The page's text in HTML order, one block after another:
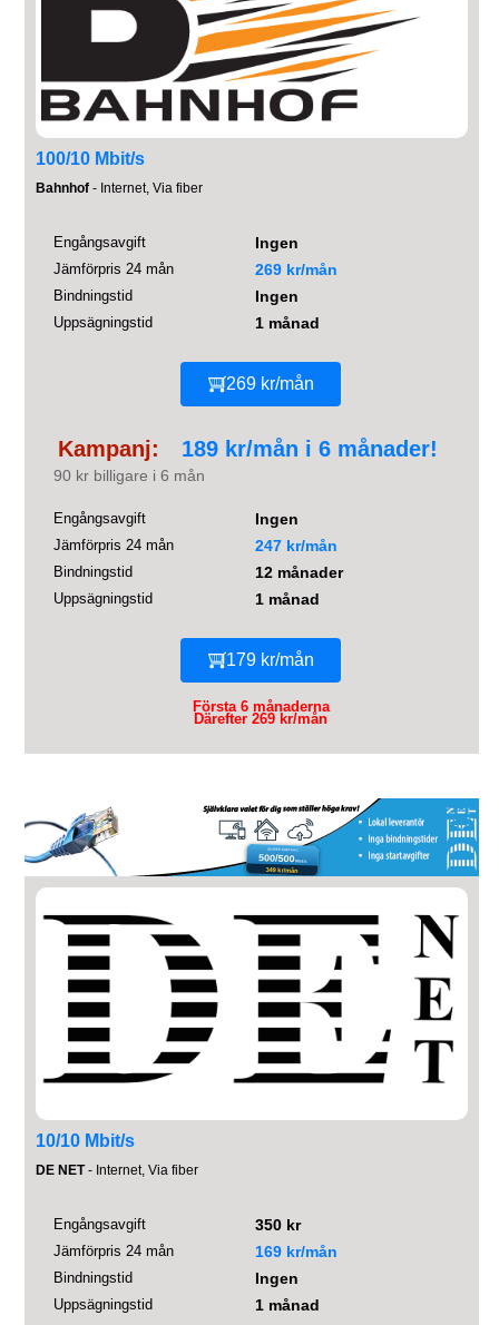
100/10 Mbit/s
Bahnhof - Internet, Via fiber
Engångsavgift Ingen
Jämförpris 24 mån 269 kr/mån
Bindningstid Ingen
Uppsägningstid 1 månad
269 kr/mån
Kampanj: 189 kr/mån i 6 månader!
90 kr billigare i 6 mån
Engångsavgift Ingen
Jämförpris 24 mån 247 kr/mån
Bindningstid 12 månader
Uppsägningstid 1 månad
179 kr/mån
Första 6 månaderna
Därefter 269 kr/mån
10/10 Mbit/s
DE NET- Internet, Via fiber
Engångsavgift 350 kr
Jämförpris 24 mån 169 kr/mån
Bindningstid Ingen
Uppsägningstid 1 månad